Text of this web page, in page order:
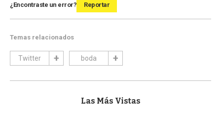
¿Encontraste un error? Reportar
Temas relacionados
Twitter boda
Las Más Vistas